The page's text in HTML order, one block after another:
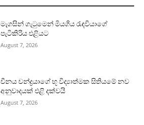
මැගසින් ගැටුමෙන් මියගිය රැඳවියාගේ
පැටිකිරිය එළියට
August 7, 2026
චීනය චන්ද්‍රයාගේ භූ විද්‍යාත්මක සිතියමේ නව
අනුවාදයක් එළි දක්වයි
August 7, 2026